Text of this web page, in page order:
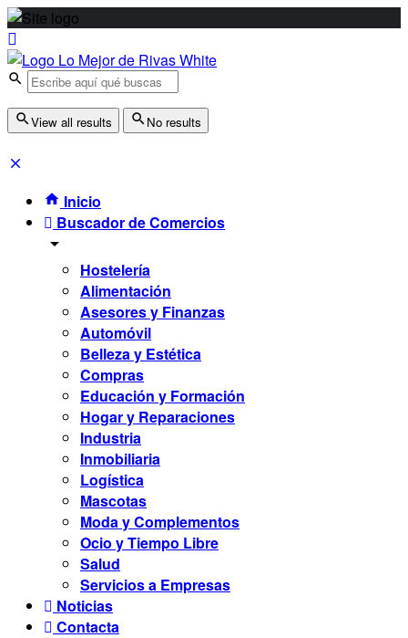
View all results No results
Inicio
Buscador de Comercios
Hostelería
Alimentación
Asesores y Finanzas
Automóvil
Belleza y Estética
Compras
Educación y Formación
Hogar y Reparaciones
Industria
Inmobiliaria
Logística
Mascotas
Moda y Complementos
Ocio y Tiempo Libre
Salud
Servicios a Empresas
Noticias
Contacta